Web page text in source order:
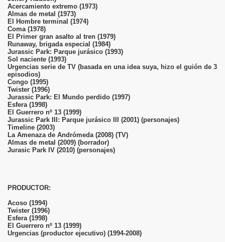
Acercamiento extremo (1973)
Almas de metal (1973)
El Hombre terminal (1974)
Coma (1978)
El Primer gran asalto al tren (1979)
Runaway, brigada especial (1984)
Jurassic Park: Parque jurásico (1993)
Sol naciente (1993)
Urgencias serie de TV (basada en una idea suya, hizo el guión de 3
episodios)
Congo (1995)
Twister (1996)
Jurassic Park: El Mundo perdido (1997)
Esfera (1998)
El Guerrero nº 13 (1999)
Jurassic Park III: Parque jurásico III (2001) (personajes)
Timeline (2003)
La Amenaza de Andrómeda (2008) (TV)
Almas de metal (2009) (borrador)
Jurasic Park IV (2010) (personajes)
PRODUCTOR:
Acoso (1994)
Twister (1996)
Esfera (1998)
El Guerrero nº 13 (1999)
Urgencias (productor ejecutivo) (1994-2008)